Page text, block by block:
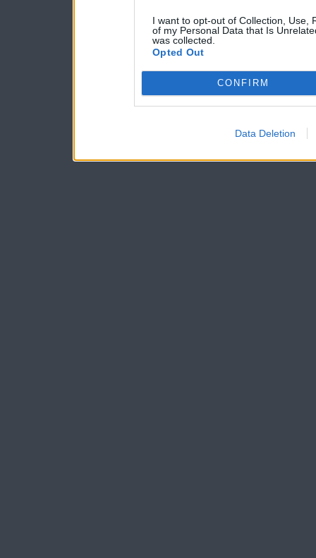
I want to opt-out of Collection, Use,
of my Personal Data that Is
was collected.
Opted Out
CONFIRM
Data Deletion